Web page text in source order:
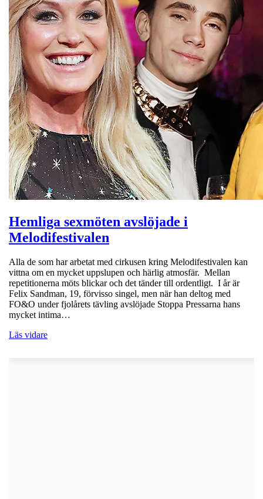
Hemliga sexmöten avslöjade i
Melodifestivalen
Alla de som har arbetat med cirkusen kring Melodifestivalen kan
vittna om en mycket uppslupen och härlig atmosfär. Mellan
repetitionerna möts blickar och det tänder till ordentligt. I år är
Felix Sandman, 19, förvisso singel, men när han deltog med
FO&O under fjolårets tävling avslöjade Stoppa Pressarna hans
mycket intima…
Läs vidare